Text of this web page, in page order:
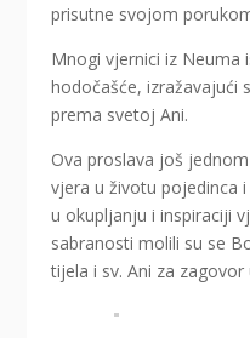
prisutne svojom
Mnogi vjernici iz Neuma
hodočašće, izražavajući
prema svetoj Ani.
Ova proslava još
vjera u životu pojedinca
u okupljanju i inspiraciji
sabranosti molili su se
tijela i sv. Ani za